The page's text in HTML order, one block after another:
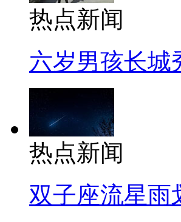
热点新闻
六岁男孩长城
热点新闻
双子座流星雨